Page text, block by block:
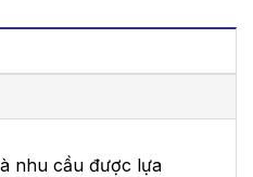
nhu cầu được lựa